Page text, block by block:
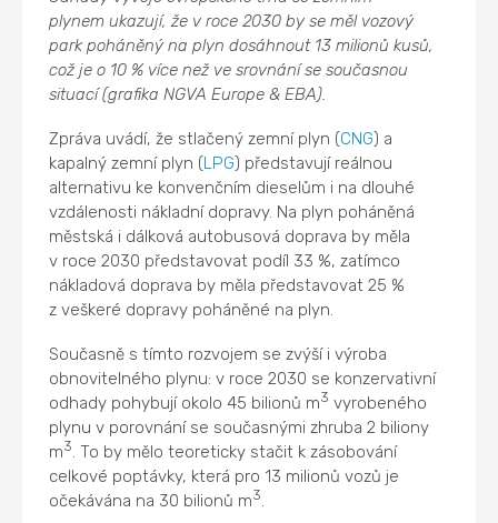
plynem ukazují, že v roce 2030 by se měl vozový
park poháněný na plyn dosáhnout 13 milionů kusů,
což je o 10 % více než ve srovnání se současnou
situací (grafika NGVA Europe & EBA).
Zpráva uvádí, že stlačený zemní plyn (CNG) a
kapalný zemní plyn (LPG) představují reálnou
alternativu ke konvenčním dieselům i na dlouhé
vzdálenosti nákladní dopravy. Na plyn poháněná
městská i dálková autobusová doprava by měla
v roce 2030 představovat podíl 33 %, zatímco
nákladová doprava by měla představovat 25 %
z veškeré dopravy poháněné na plyn.
Současně s tímto rozvojem se zvýší i výroba
obnovitelného plynu: v roce 2030 se konzervativní
odhady pohybují okolo 45 bilionů m3 vyrobeného
plynu v porovnání se současnými zhruba 2 biliony
m3. To by mělo teoreticky stačit k zásobování
celkové poptávky, která pro 13 milionů vozů je
očekávána na 30 bilionů m3.